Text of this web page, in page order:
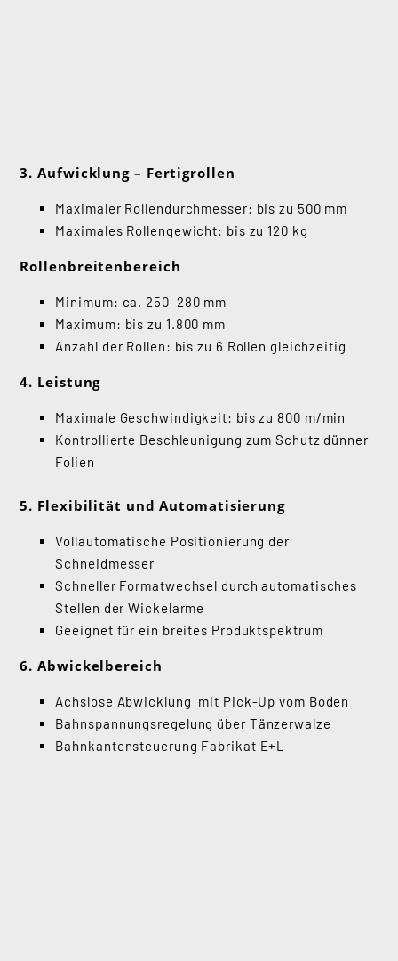
3. Aufwicklung – Fertigrollen
Maximaler Rollendurchmesser: bis zu 500 mm
Maximales Rollengewicht: bis zu 120 kg
Rollenbreitenbereich
Minimum: ca. 250–280 mm
Maximum: bis zu 1.800 mm
Anzahl der Rollen: bis zu 6 Rollen gleichzeitig
4. Leistung
Maximale Geschwindigkeit: bis zu 800 m/min
Kontrollierte Beschleunigung zum Schutz dünner
Folien
5. Flexibilität und Automatisierung
Vollautomatische Positionierung der
Schneidmesser
Schneller Formatwechsel durch automatisches
Stellen der Wickelarme
Geeignet für ein breites Produktspektrum
6. Abwickelbereich
Achslose Abwicklung mit Pick-Up vom Boden
Bahnspannungsregelung über Tänzerwalze
Bahnkantensteuerung Fabrikat E+L